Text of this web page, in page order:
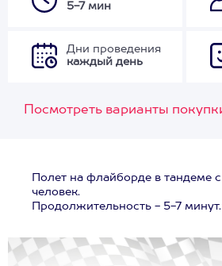
5-7 мин
Дни проведения
каждый день
Посмотреть варианты
Полет на флайборде в тандеме с
человек.
Продолжительность - 5-7